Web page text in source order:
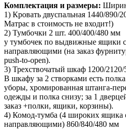
Комплектация и размеры:
1) Кровать двуспальная 1440/
Матрас в стоимость не входит!)
2) Тумбочки 2 шт. 400/400/480 мм
у тумбочек по выдвижные ящики
направляющими (на заказ
push-to-open).
3) Трехствочатый шкаф 1200/
В шкафу за 2 створками есть
уборы, хромированная штанга-
одежды и полка снизу; за 1
заказ +полки, ящики, корзины).
4) Комод-тумба (4 широких ящика
направляющими) 860/840/480 мм